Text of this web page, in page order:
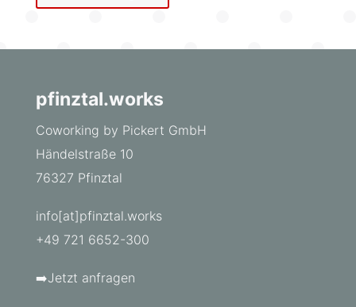
pfinztal.works
Coworking by Pickert GmbH
Händelstraße 10
76327 Pfinztal
info[at]pfinztal.works
+49 721 6652-300
➡️Jetzt anfragen